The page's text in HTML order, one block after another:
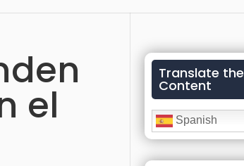
el
Translate the
Content
Spanish